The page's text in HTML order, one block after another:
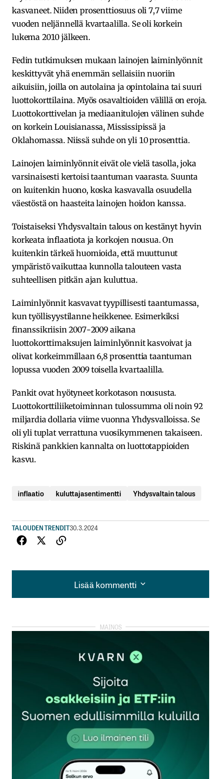
kasvaneet. Niiden prosenttiosuus oli 7,7 viime
vuoden neljännellä kvartaalilla. Se oli korkein
lukema 2010 jälkeen.
Fedin tutkimuksen mukaan lainojen laiminlyönnit
keskittyvät yhä enemmän sellaisiin nuoriin
aikuisiin, joilla on autolaina ja opintolaina tai suuri
luottokorttilaina. Myös osavaltioiden välillä on eroja.
Luottokorttivelan ja mediaanitulojen välinen suhde
on korkein Louisianassa, Mississipissä ja
Oklahomassa. Niissä suhde on yli 10 prosenttia.
Lainojen laiminlyönnit eivät ole vielä tasolla, joka
varsinaisesti kertoisi taantuman vaarasta. Suunta
on kuitenkin huono, koska kasvavalla osuudella
väestöstä on haasteita lainojen hoidon kanssa.
Toistaiseksi Yhdysvaltain talous on kestänyt hyvin
korkeata inflaatiota ja korkojen nousua. On
kuitenkin tärkeä huomioida, että muuttunut
ympäristö vaikuttaa kunnolla talouteen vasta
suhteellisen pitkän ajan kuluttua.
Laiminlyönnit kasvavat tyypillisesti taantumassa,
kun työllisyystilanne heikkenee. Esimerkiksi
finanssikriisin 2007-2009 aikana
luottokorttimaksujen laiminlyönnit kasvoivat ja
olivat korkeimmillaan 6,8 prosenttia taantuman
lopussa vuoden 2009 toisella kvartaalilla.
Pankit ovat hyötyneet korkotason noususta.
Luottokorttiliiketoiminnan tulossumma oli noin 92
miljardia dollaria viime vuonna Yhdysvalloissa. Se
oli yli tuplat verrattuna vuosikymmenen takaiseen.
Riskinä pankkien kannalta on luottotappioiden
kasvu.
inflaatio kuluttajasentimentti Yhdysvaltain talous
TALOUDEN TRENDIT30.3.2024
Lisää kommentti
Lisää kommentti
kirjautua
rekisteröityä
Sähköpostiosoitettasi ei julkaista.Pakolliset
kentät on merkitty*
Kommentti*